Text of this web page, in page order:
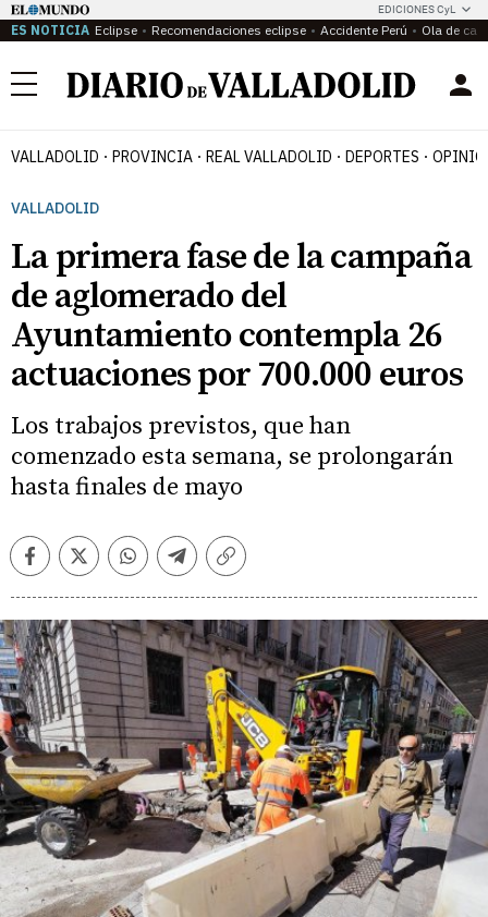
EDICIONES CyL
ES NOTICIA Eclipse Recomendaciones eclipse Accidente Perú Ola de
Menú
VALLADOLID PROVINCIA REAL VALLADOLID DEPORTES
VALLADOLID
La primera fase de la campaña
de aglomerado del
Ayuntamiento contempla 26
actuaciones por 700.000 euros
Los trabajos previstos, que han
comenzado esta semana, se prolongarán
hasta finales de mayo
FacebookTwitterWhatsappTelegramCopiar